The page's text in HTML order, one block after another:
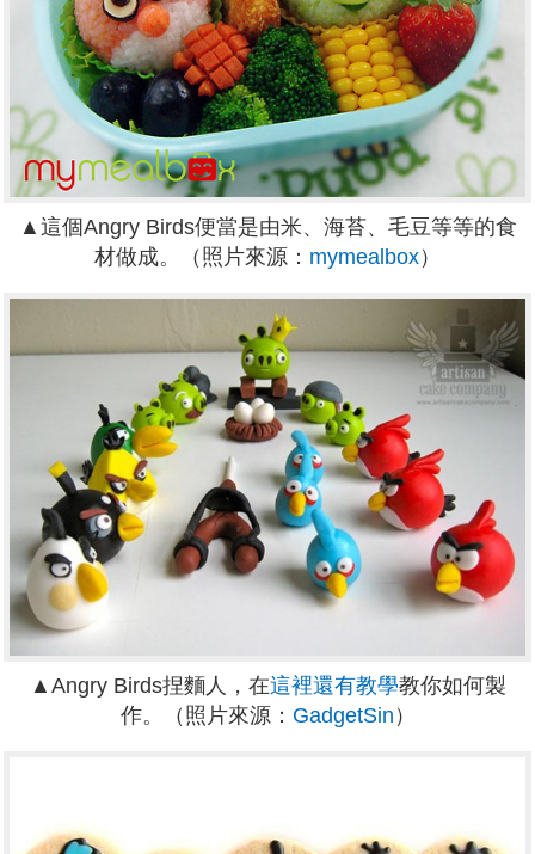
▲這個Angry Birds便當是由米、海苔、毛豆等等的食
材做成。（照片來源： mymealbox）
▲Angry Birds捏麵人，在這裡還有教學教你如何製
作。（照片來源： GadgetSin ）